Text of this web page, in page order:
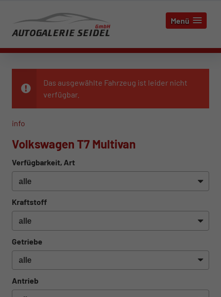
Menü
Das ausgewählte Fahrzeug ist leider nicht
verfügbar.
info
Volkswagen T7 Multivan
Verfügbarkeit, Art
Kraftstoff
Getriebe
Antrieb